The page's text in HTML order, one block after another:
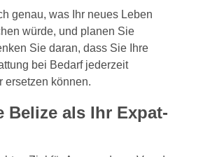
genau, was Ihr neues Leben
würde, und planen Sie
Sie daran, dass Sie Ihre
bei Bedarf jederzeit
ersetzen können.
Belize als Ihr Expat-